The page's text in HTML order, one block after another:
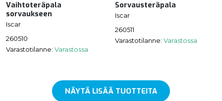
Vaihtoteräpala
sorvaukseen
Iscar
260510
Varastotilanne: Varastossa
Sorvausteräpala
Iscar
260511
Varastotilanne: Varastossa
NÄYTÄ LISÄÄ TUOTTEITA